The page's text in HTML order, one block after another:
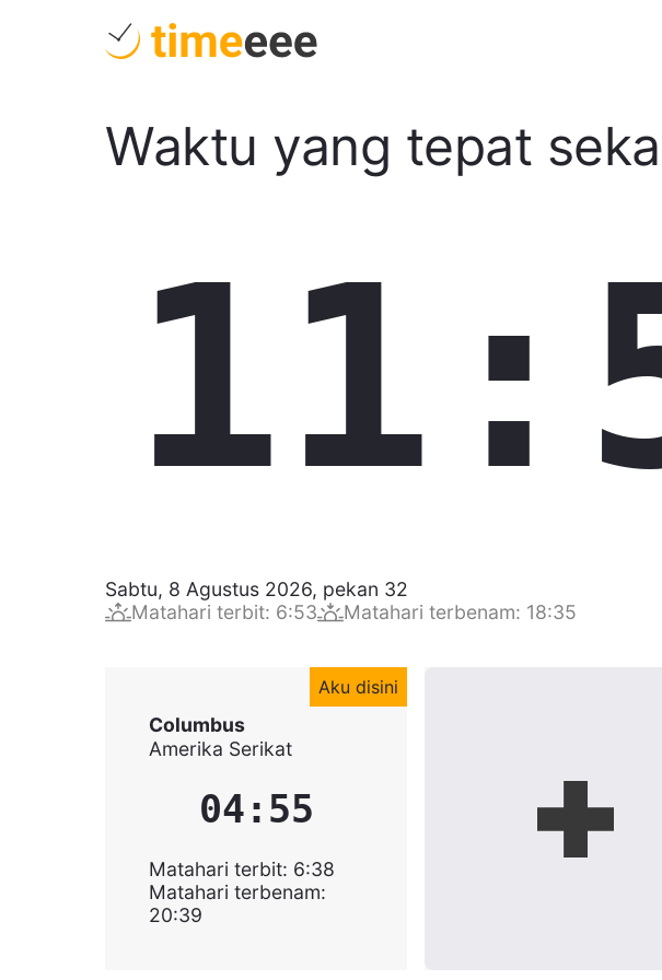
Waktu yang tepat
Sabtu, 8 Agustus 2026, pekan 32
Matahari terbit: 6:53 Matahari terbenam: 18:35
Aku disini
Columbus
Amerika Serikat
04:55
Matahari terbit: 6:38
Matahari terbenam:
20:39